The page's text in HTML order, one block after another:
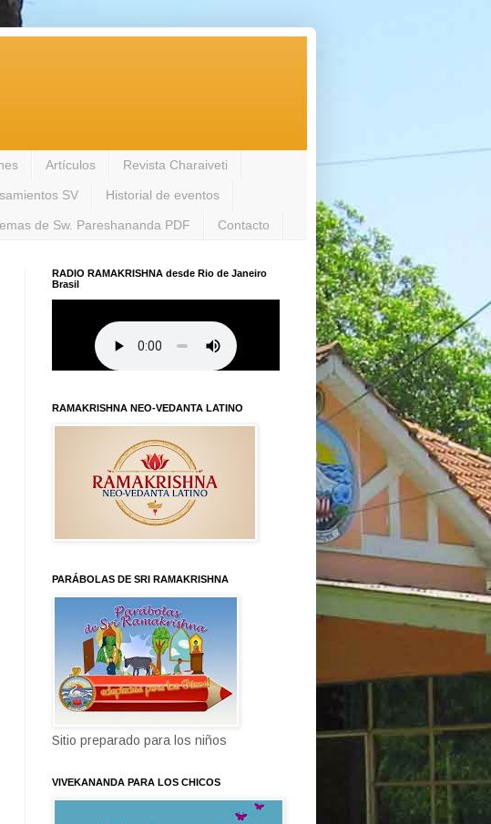
Artículos Revista Charaiveti
SV Historial de eventos
de Sw. Pareshananda PDF Contacto
RADIO RAMAKRISHNA desde Rio de Janeiro
Brasil
RAMAKRISHNA NEO-VEDANTA LATINO
PARÁBOLAS DE SRI RAMAKRISHNA
Sitio preparado para los niños
VIVEKANANDA PARA LOS CHICOS